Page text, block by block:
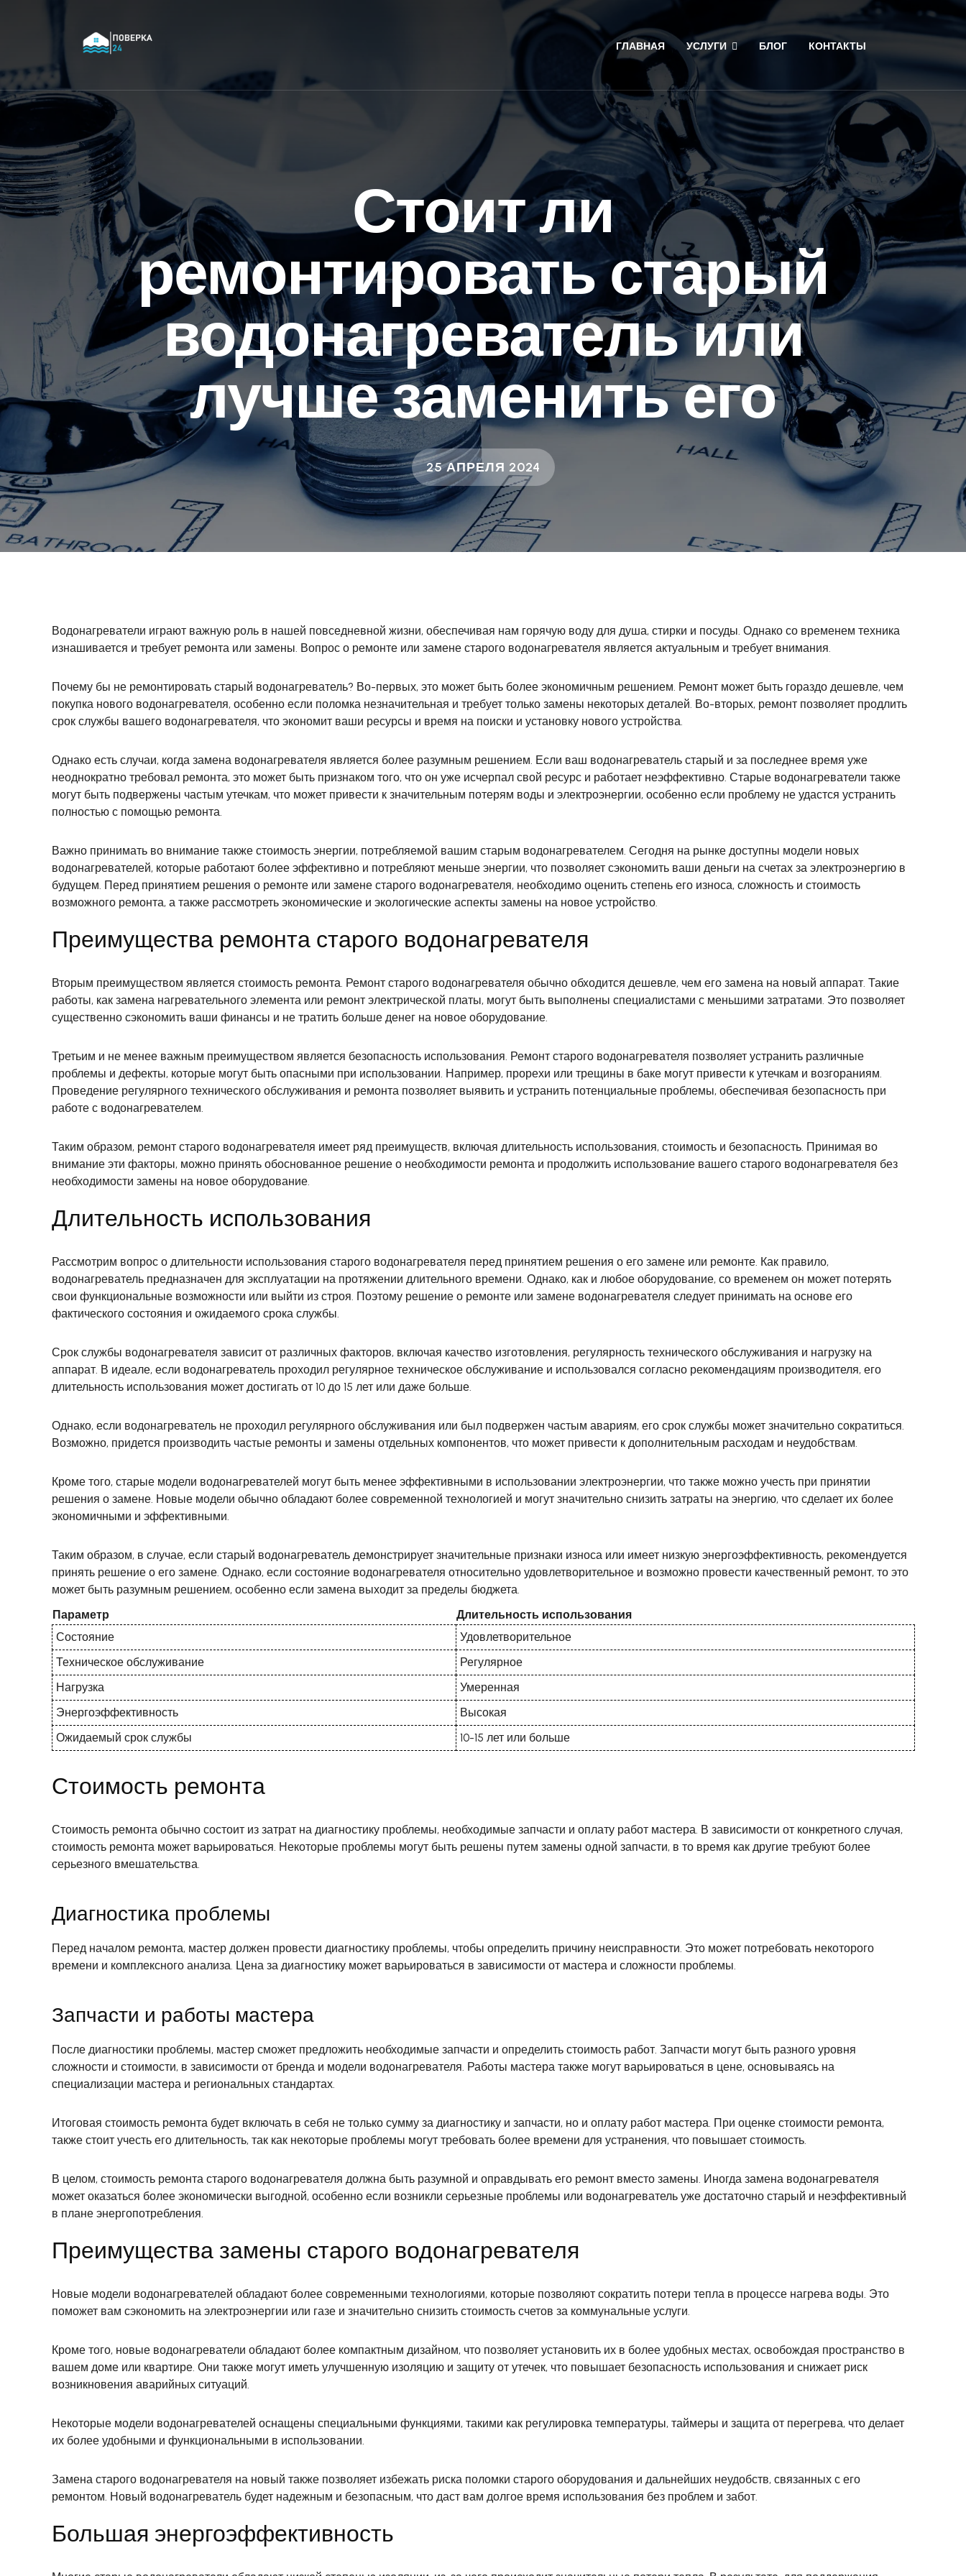
ГЛАВНАЯ УСЛУГИ БЛОГ КОНТАКТЫ
Стоит ли
ремонтировать старый
водонагреватель или
лучше заменить его
25 АПРЕЛЯ 2024
Водонагреватели играют важную роль в нашей повседневной жизни, обеспечивая нам горячую воду для душа, стирки и посуды. Однако со временем техника
изнашивается и требует ремонта или замены. Вопрос о ремонте или замене старого водонагревателя является актуальным и требует внимания.
Почему бы не ремонтировать старый водонагреватель? Во-первых, это может быть более экономичным решением. Ремонт может быть гораздо дешевле, чем
покупка нового водонагревателя, особенно если поломка незначительная и требует только замены некоторых деталей. Во-вторых, ремонт позволяет продлить
срок службы вашего водонагревателя, что экономит ваши ресурсы и время на поиски и установку нового устройства.
Однако есть случаи, когда замена водонагревателя является более разумным решением. Если ваш водонагреватель старый и за последнее время уже
неоднократно требовал ремонта, это может быть признаком того, что он уже исчерпал свой ресурс и работает неэффективно. Старые водонагреватели также
могут быть подвержены частым утечкам, что может привести к значительным потерям воды и электроэнергии, особенно если проблему не удастся устранить
полностью с помощью ремонта.
Важно принимать во внимание также стоимость энергии, потребляемой вашим старым водонагревателем. Сегодня на рынке доступны модели новых
водонагревателей, которые работают более эффективно и потребляют меньше энергии, что позволяет сэкономить ваши деньги на счетах за электроэнергию в
будущем. Перед принятием решения о ремонте или замене старого водонагревателя, необходимо оценить степень его износа, сложность и стоимость
возможного ремонта, а также рассмотреть экономические и экологические аспекты замены на новое устройство.
Преимущества ремонта старого водонагревателя
Вторым преимуществом является стоимость ремонта. Ремонт старого водонагревателя обычно обходится дешевле, чем его замена на новый аппарат. Такие
работы, как замена нагревательного элемента или ремонт электрической платы, могут быть выполнены специалистами с меньшими затратами. Это позволяет
существенно сэкономить ваши финансы и не тратить больше денег на новое оборудование.
Третьим и не менее важным преимуществом является безопасность использования. Ремонт старого водонагревателя позволяет устранить различные
проблемы и дефекты, которые могут быть опасными при использовании. Например, прорехи или трещины в баке могут привести к утечкам и возгораниям.
Проведение регулярного технического обслуживания и ремонта позволяет выявить и устранить потенциальные проблемы, обеспечивая безопасность при
работе с водонагревателем.
Таким образом, ремонт старого водонагревателя имеет ряд преимуществ, включая длительность использования, стоимость и безопасность. Принимая во
внимание эти факторы, можно принять обоснованное решение о необходимости ремонта и продолжить использование вашего старого водонагревателя без
необходимости замены на новое оборудование.
Длительность использования
Рассмотрим вопрос о длительности использования старого водонагревателя перед принятием решения о его замене или ремонте. Как правило,
водонагреватель предназначен для эксплуатации на протяжении длительного времени. Однако, как и любое оборудование, со временем он может потерять
свои функциональные возможности или выйти из строя. Поэтому решение о ремонте или замене водонагревателя следует принимать на основе его
фактического состояния и ожидаемого срока службы.
Срок службы водонагревателя зависит от различных факторов, включая качество изготовления, регулярность технического обслуживания и нагрузку на
аппарат. В идеале, если водонагреватель проходил регулярное техническое обслуживание и использовался согласно рекомендациям производителя, его
длительность использования может достигать от 10 до 15 лет или даже больше.
Однако, если водонагреватель не проходил регулярного обслуживания или был подвержен частым авариям, его срок службы может значительно сократиться.
Возможно, придется производить частые ремонты и замены отдельных компонентов, что может привести к дополнительным расходам и неудобствам.
Кроме того, старые модели водонагревателей могут быть менее эффективными в использовании электроэнергии, что также можно учесть при принятии
решения о замене. Новые модели обычно обладают более современной технологией и могут значительно снизить затраты на энергию, что сделает их более
экономичными и эффективными.
Таким образом, в случае, если старый водонагреватель демонстрирует значительные признаки износа или имеет низкую энергоэффективность, рекомендуется
принять решение о его замене. Однако, если состояние водонагревателя относительно удовлетворительное и возможно провести качественный ремонт, то это
может быть разумным решением, особенно если замена выходит за пределы бюджета.
Параметр
Длительность использования
Состояние
Удовлетворительное
Техническое обслуживание
Регулярное
Нагрузка
Умеренная
Энергоэффективность
Высокая
Ожидаемый срок службы
10-15 лет или больше
Стоимость ремонта
Стоимость ремонта обычно состоит из затрат на диагностику проблемы, необходимые запчасти и оплату работ мастера. В зависимости от конкретного случая,
стоимость ремонта может варьироваться. Некоторые проблемы могут быть решены путем замены одной запчасти, в то время как другие требуют более
серьезного вмешательства.
Диагностика проблемы
Перед началом ремонта, мастер должен провести диагностику проблемы, чтобы определить причину неисправности. Это может потребовать некоторого
времени и комплексного анализа. Цена за диагностику может варьироваться в зависимости от мастера и сложности проблемы.
Запчасти и работы мастера
После диагностики проблемы, мастер сможет предложить необходимые запчасти и определить стоимость работ. Запчасти могут быть разного уровня
сложности и стоимости, в зависимости от бренда и модели водонагревателя. Работы мастера также могут варьироваться в цене, основываясь на
специализации мастера и региональных стандартах.
Итоговая стоимость ремонта будет включать в себя не только сумму за диагностику и запчасти, но и оплату работ мастера. При оценке стоимости ремонта,
также стоит учесть его длительность, так как некоторые проблемы могут требовать более времени для устранения, что повышает стоимость.
В целом, стоимость ремонта старого водонагревателя должна быть разумной и оправдывать его ремонт вместо замены. Иногда замена водонагревателя
может оказаться более экономически выгодной, особенно если возникли серьезные проблемы или водонагреватель уже достаточно старый и неэффективный
в плане энергопотребления.
Преимущества замены старого водонагревателя
Новые модели водонагревателей обладают более современными технологиями, которые позволяют сократить потери тепла в процессе нагрева воды. Это
поможет вам сэкономить на электроэнергии или газе и значительно снизить стоимость счетов за коммунальные услуги.
Кроме того, новые водонагреватели обладают более компактным дизайном, что позволяет установить их в более удобных местах, освобождая пространство в
вашем доме или квартире. Они также могут иметь улучшенную изоляцию и защиту от утечек, что повышает безопасность использования и снижает риск
возникновения аварийных ситуаций.
Некоторые модели водонагревателей оснащены специальными функциями, такими как регулировка температуры, таймеры и защита от перегрева, что делает
их более удобными и функциональными в использовании.
Замена старого водонагревателя на новый также позволяет избежать риска поломки старого оборудования и дальнейших неудобств, связанных с его
ремонтом. Новый водонагреватель будет надежным и безопасным, что даст вам долгое время использования без проблем и забот.
Большая энергоэффективность